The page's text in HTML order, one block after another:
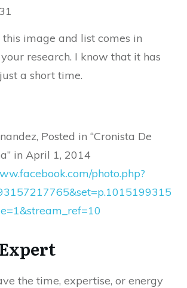
image and list comes in
research. I know that it has
a short time.
Posted in “Cronista De
in April 1, 2014
photo.php?
the time, expertise, or energy